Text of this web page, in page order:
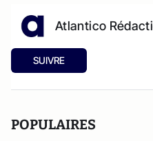
Atlantico
SUIVRE
POPULAIRES